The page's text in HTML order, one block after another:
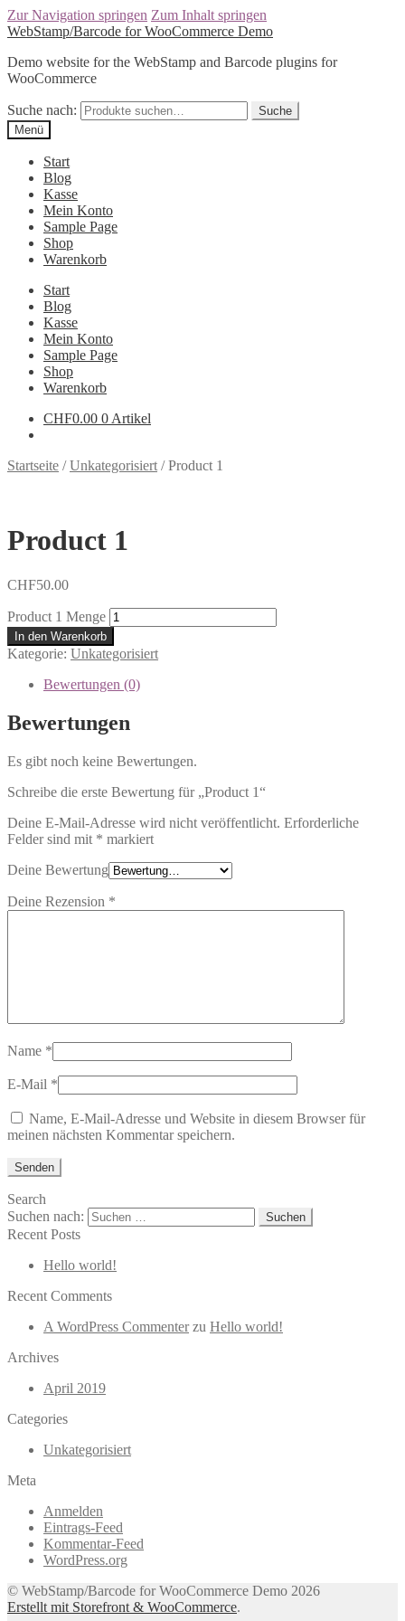
Zur Navigation springen Zum Inhalt springen
WebStamp/Barcode for WooCommerce Demo
Demo website for the WebStamp and Barcode plugins for
WooCommerce
Suche nach:
Suche
Menü
Start
Blog
Kasse
Mein Konto
Sample Page
Shop
Warenkorb
Start
Blog
Kasse
Mein Konto
Sample Page
Shop
Warenkorb
CHF0.00 0 Artikel
Startseite /Unkategorisiert /Product 1
Product 1
CHF50.00
Product 1 Menge
In den Warenkorb
Kategorie: Unkategorisiert
Bewertungen (0)
Bewertungen
Es gibt noch keine Bewertungen.
Schreibe die erste Bewertung für „Product 1“
Deine E-Mail-Adresse wird nicht veröffentlicht. Erforderliche
Felder sind mit * markiert
Deine Bewertung
Deine Rezension *
Name *
E-Mail *
Name, E-Mail-Adresse und Website in diesem Browser für
meinen nächsten Kommentar speichern.
Search
Suchen nach:
Recent Posts
Hello world!
Recent Comments
A WordPress Commenterzu Hello world!
Archives
April 2019
Categories
Unkategorisiert
Meta
Anmelden
Eintrags-Feed
Kommentar-Feed
WordPress.org
© WebStamp/Barcode for WooCommerce Demo 2026
Erstellt mit Storefront & WooCommerce.